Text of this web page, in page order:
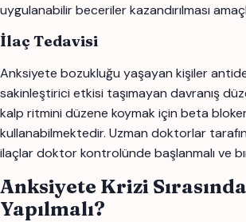
uygulanabilir beceriler kazandırılması
İlaç Tedavisi
Anksiyete bozukluğu yaşayan kişiler
sakinleştirici etkisi taşımayan davranış
kalp ritmini düzene koymak için beta
kullanabilmektedir. Uzman doktorlar
ilaçlar doktor kontrolünde başlanmalı ve
Anksiyete Krizi
Yapılmalı?